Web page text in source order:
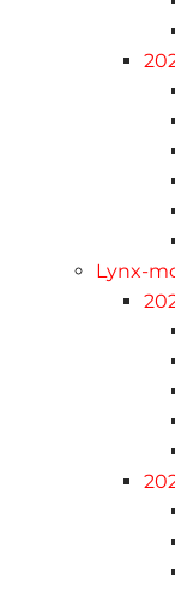
Lynx-